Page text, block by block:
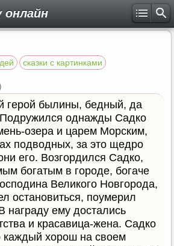
онлайн
сказки с картинками
герой былины, бедный, да
однажды Садко
озера и царем Морским,
подводных, за это щедро
его. Возгордился Садко,
богатым в городе, богаче
Великого Новгорода,
остановиться, поумерил
ему достались
и красавица-жена. Садко
каждый хорош на своем